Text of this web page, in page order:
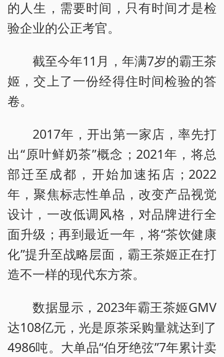
的人生，需要时间，只有时间才是检
验企业的公正考官。
截至今年11月，年满7岁的霸王茶
姬，交上了一份经得住时间检验的答
卷。
2017年，开出第一家店，率先打
出“原叶鲜奶茶”概念；2021年，将总
部迁至成都，开始加速拓店；2022
年，聚焦标志性单品，改变产品视觉
设计，一改低调风格，对品牌进行全
面升级；再到最近一年，将“茶饮健康
化”提升至战略层面，霸王茶姬正在打
造不一样的现代东方茶。
数据显示，2023年霸王茶姬GMV
达108亿元，光是原茶采购量就达到了
4986吨。大单品“伯牙绝弦”7年累计卖